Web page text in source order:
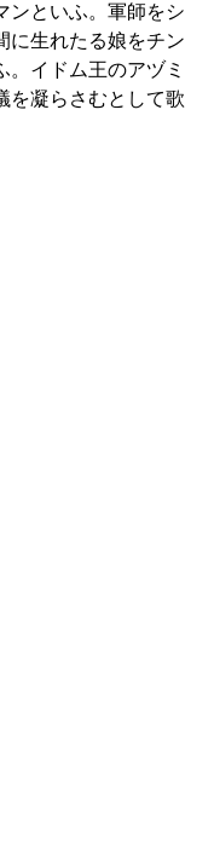
ンといふ。軍師をシ
に生れたる娘をチン
。イドム王のアヅミ
を凝らさむとして歌